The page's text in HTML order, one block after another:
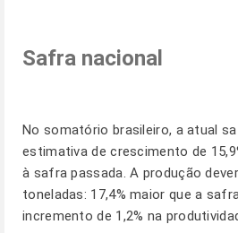
Safra nacional
No somatório brasileiro, a atual
estimativa de crescimento de
à safra passada. A produção
toneladas: 17,4% maior que a
incremento de 1,2% na